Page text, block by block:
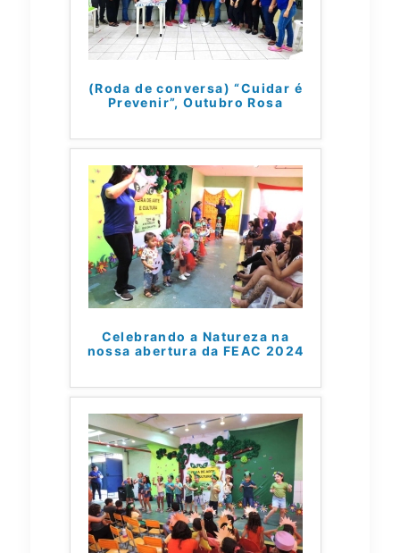
(Roda de conversa) “Cuidar é
Prevenir”, Outubro Rosa
Celebrando a Natureza na
nossa abertura da FEAC 2024